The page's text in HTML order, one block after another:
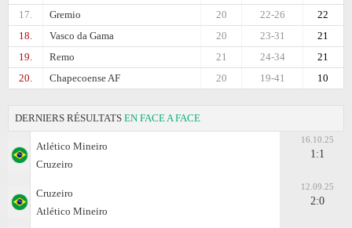
17.
Gremio 22
22-26
20
18.
Vasco da Gama 21
23-31
20
19.
Remo 21
24-34
21
20.
Chapecoense AF 10
19-41
20
DERNIERS RÉSULTATS EN FACE A FACE
Atlético Mineiro
Cruzeiro
16.10.25
1:1
Cruzeiro
Atlético Mineiro
12.09.25
2:0